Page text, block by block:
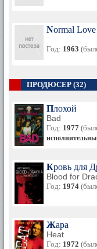
Normal Love
Год: 1963
ПРОДЮСЕР (32)
Плохой
Bad
Год: 1977
Кровь для
Blood for
Год: 1974
Жара
Heat
Год: 1972